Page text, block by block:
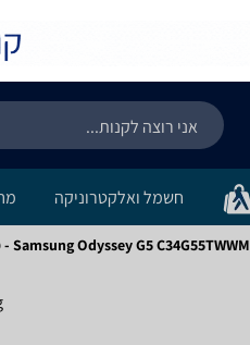
חשמל ואלקטרוניקה
Samsung Odyssey G5 C34G55TWWM - מפרט